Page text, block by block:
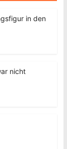
in den
nicht